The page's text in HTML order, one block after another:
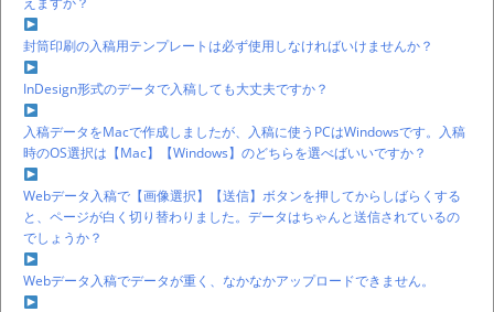
封筒印刷の入稿用テンプレートは必ず使用しなければいけませんか？
InDesign形式のデータで入稿しても大丈夫ですか？
入稿データをMacで作成しましたが、入稿に使うPCはWindowsです。入稿
時のOS選択は【Mac】【Windows】のどちらを選べばいいですか？
Webデータ入稿で【画像選択】【送信】ボタンを押してからしばらくする
と、ページが白く切り替わりました。データはちゃんと送信されているの
でしょうか？
Webデータ入稿でデータが重く、なかなかアップロードできません。